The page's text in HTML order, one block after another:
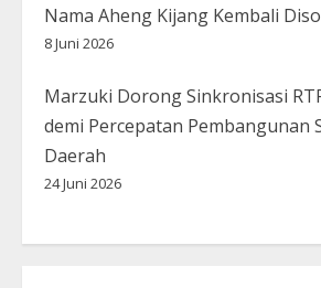
Nama Aheng Kijang Kembali
8 Juni 2026
Marzuki Dorong Sinkronisasi
demi Percepatan Pembangunan
Daerah
24 Juni 2026